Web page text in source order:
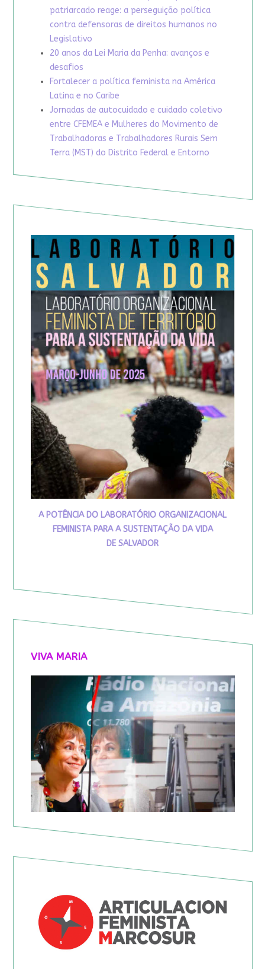
patriarcado reage: a perseguição política
contra defensoras de direitos humanos no
Legislativo
20 anos da Lei Maria da Penha: avanços e
desafios
Fortalecer a política feminista na América
Latina e no Caribe
Jornadas de autocuidado e cuidado coletivo
entre CFEMEA e Mulheres do Movimento de
Trabalhadoras e Trabalhadores Rurais Sem
Terra (MST) do Distrito Federal e Entorno
A POTÊNCIA DO LABORATÓRIO ORGANIZACIONAL
FEMINISTA PARA A SUSTENTAÇÃO DA VIDA
DE SALVADOR
VIVA MARIA